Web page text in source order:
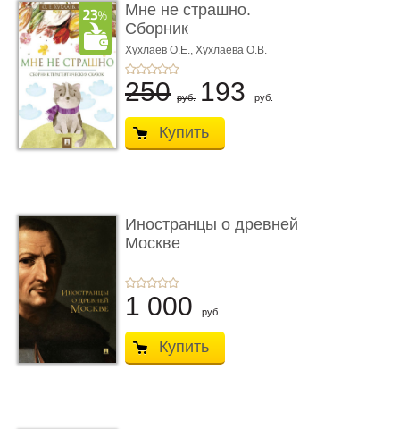
Мне не страшно.
Сборник
терапевтических
сказо� ...
Хухлаев О.Е., Хухлаева О.В.
250 руб. 193 руб.
Купить
Иностранцы о древней
Москве
1 000 руб.
Купить